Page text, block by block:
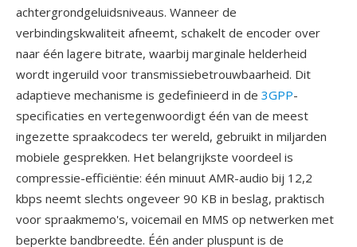
achtergrondgeluidsniveaus. Wanneer de
verbindingskwaliteit afneemt, schakelt de encoder over
naar één lagere bitrate, waarbij marginale helderheid
wordt ingeruild voor transmissiebetrouwbaarheid. Dit
adaptieve mechanisme is gedefinieerd in de 3GPP-
specificaties en vertegenwoordigt één van de meest
ingezette spraakcodecs ter wereld, gebruikt in miljarden
mobiele gesprekken. Het belangrijkste voordeel is
compressie-efficiëntie: één minuut AMR-audio bij 12,2
kbps neemt slechts ongeveer 90 KB in beslag, praktisch
voor spraakmemo's, voicemail en MMS op netwerken met
beperkte bandbreedte. Één ander pluspunt is de